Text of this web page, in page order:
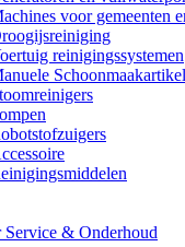
voor gemeenten
reinigingssystemen
Service & Onderhoud